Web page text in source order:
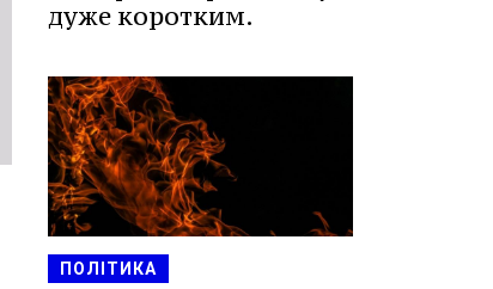
дуже коротким.
ПОЛІТИКА